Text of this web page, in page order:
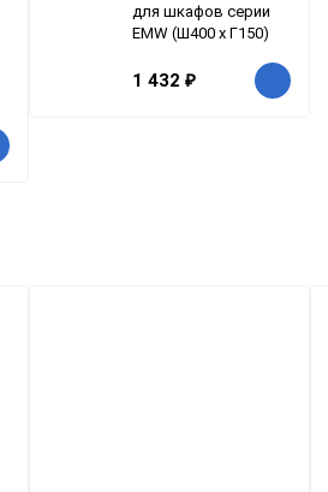
для шкафов серии
EMW (Ш400 x Г150)
1 432 ₽